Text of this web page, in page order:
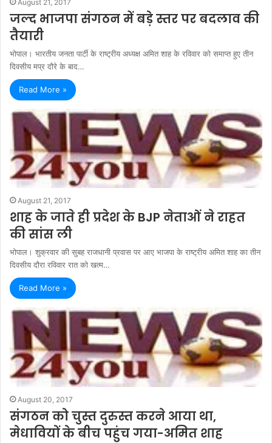
August 21, 2017
जल्द भाजपा संगठन में बड़े स्तर पर बदलाव की
तैयारी
भोपाल। भारतीय जनता पार्टी के राष्ट्रीय अध्यक्ष अमित शाह के रविवार को समाप्त हुए तीन
दिवसीय मप्र दौरे के बाद…
Read More »
August 21, 2017
शाह के जाते ही प्रदेश के BJP नेताओं ने राहत
की सांस ली
भोपाल। शुक्रवार की सुबह राजधानी प्रवास पर आए भाजपा के राष्ट्रीय अमित शाह का तीन
दिवसीय दौरा रविवार रात को खत्म…
Read More »
August 20, 2017
संगठन को चुस्त दुरुस्त करने आया था,
मेधावियों के बीच पहुंच गया-अमित शाह